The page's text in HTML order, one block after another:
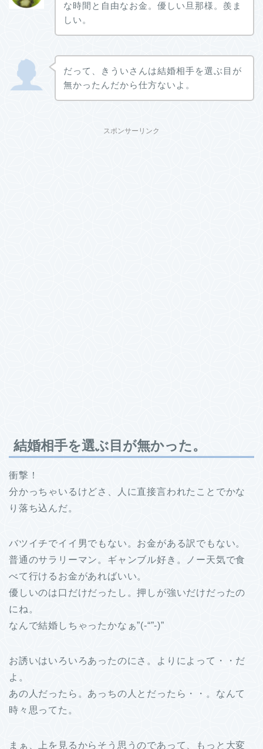
な時間と自由なお金。優しい旦那様。羨ま
しい。
だって、きういさんは結婚相手を選ぶ目が
無かったんだから仕方ないよ。
スポンサーリンク
結婚相手を選ぶ目が無かった。
衝撃！
分かっちゃいるけどさ、人に直接言われたことでかな
り落ち込んだ。
バツイチでイイ男でもない。お金がある訳でもない。
普通のサラリーマン。ギャンブル好き。ノー天気で食
べて行けるお金があればいい。
優しいのは口だけだったし。押しが強いだけだったの
にね。
なんで結婚しちゃったかなぁ”(-“”-)”
お誘いはいろいろあったのにさ。よりによって・・だ
よ。
あの人だったら。あっちの人とだったら・・。なんて
時々思ってた。
まぁ、上を見るからそう思うのであって、もっと大変